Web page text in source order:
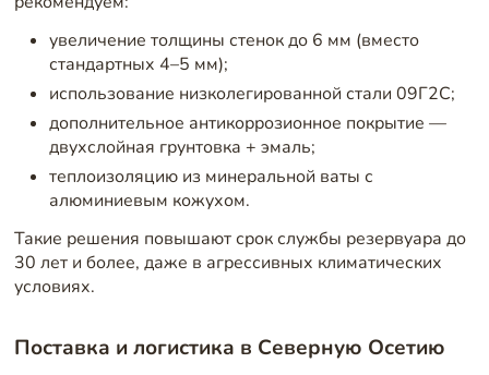
увеличение толщины стенок до 6 мм (вместо
стандартных 4–5 мм);
использование низколегированной стали 09Г2С;
дополнительное антикоррозионное покрытие —
двухслойная грунтовка + эмаль;
теплоизоляцию из минеральной ваты с
алюминиевым кожухом.
Такие решения повышают срок службы резервуара до
30 лет и более, даже в агрессивных климатических
условиях.
Поставка и логистика в Северную Осетию